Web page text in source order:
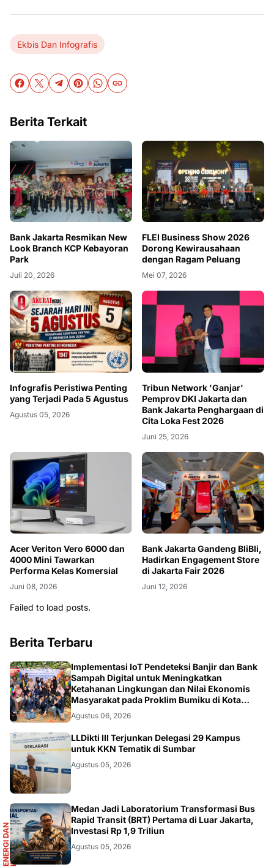
Ekbis Dan Infografis
Berita Terkait
Bank Jakarta Resmikan New
Look Branch KCP Kebayoran
Park
Juli 20, 2026
FLEI Business Show 2026
Dorong Kewirausahaan
dengan Ragam Peluang
Mei 07, 2026
Infografis Peristiwa Penting
yang Terjadi Pada 5 Agustus
Agustus 05, 2026
Tribun Network 'Ganjar'
Pemprov DKI Jakarta dan
Bank Jakarta Penghargaan di
Cita Loka Fest 2026
Juni 25, 2026
Acer Veriton Vero 6000 dan
4000 Mini Tawarkan
Performa Kelas Komersial
Juni 08, 2026
Bank Jakarta Gandeng BliBli,
Hadirkan Engagement Store
di Jakarta Fair 2026
Juni 12, 2026
Failed to load posts.
Berita Terbaru
DIKBUDRISTEK
Implementasi IoT Pendeteksi Banjir dan Bank
Sampah Digital untuk Meningkatkan
Ketahanan Lingkungan dan Nilai Ekonomis
Masyarakat pada Proklim Bumiku di Kota
Tangerang
Agustus 06, 2026
DIKBUDRISTEK
LLDikti III Terjunkan Delegasi 29 Kampus
untuk KKN Tematik di Sumbar
Agustus 05, 2026
E
N
E
R
G
I
D
A
N
I
N
F
R
A
S
T
R
U
K
T
UR
Medan Jadi Laboratorium Transformasi Bus
Rapid Transit (BRT) Pertama di Luar Jakarta,
Investasi Rp 1,9 Triliun
Agustus 05, 2026